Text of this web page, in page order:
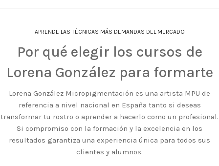
APRENDE LAS TÉCNICAS MÁS DEMANDAS DEL MERCADO
Por qué elegir los cursos de
Lorena González para formarte
Lorena González Micropigmentación es una artista MPU de
referencia a nivel nacional en España tanto si deseas
transformar tu rostro o aprender a hacerlo como un profesional.
Si compromiso con la formación y la excelencia en los
resultados garantiza una experiencia única para todos sus
clientes y alumnos.